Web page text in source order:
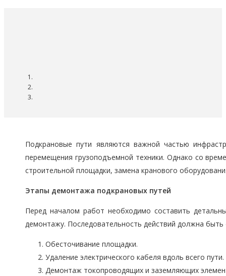
Подкрановые пути являются важной частью
перемещения грузоподъемной техники. Однако со
строительной площадки, замена кранового
Этапы демонтажа подкрановых путей
Перед началом работ необходимо составить
демонтажу. Последовательность действий должна
Обесточивание площадки.
Удаление электрического кабеля вдоль всего пути.
Демонтаж токопроводящих и заземляющих